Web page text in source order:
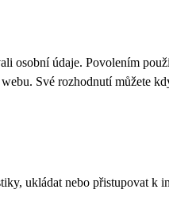
osobní údaje. Povolením
Své rozhodnutí můžete
ukládat nebo přistupovat k